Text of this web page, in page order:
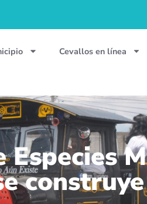
Cevallos en línea